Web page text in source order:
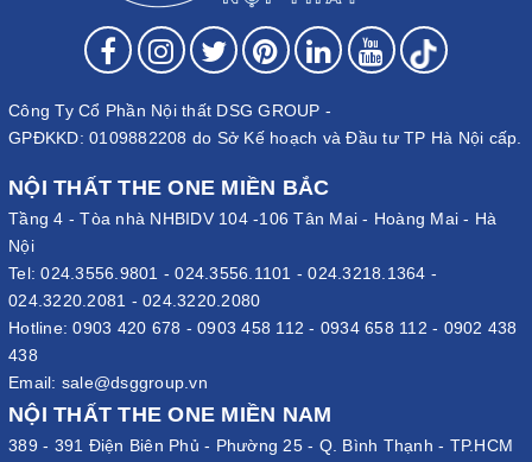
Công Ty Cổ Phần Nội thất DSG GROUP -
GPĐKKD: 0109882208 do Sở Kế hoạch và Đầu tư TP Hà Nội cấp.
NỘI THẤT THE ONE MIỀN BẮC
Tầng 4 - Tòa nhà NHBIDV 104 -106 Tân Mai - Hoàng Mai - Hà
Nội
Tel:024.3556.9801 -024.3556.1101 -024.3218.1364 -
024.3220.2081 - 024.3220.2080
Hotline:0903 420 678 - 0903 458 112 - 0934 658 112 - 0902 438
438
Email: sale@dsggroup.vn
NỘI THẤT THE ONE MIỀN NAM
389 - 391 Điện Biên Phủ - Phường 25 - Q. Bình Thạnh - TP.HCM